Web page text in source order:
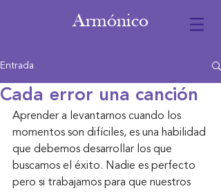
Armónico
Entrada
Cada error una canción
Aprender a levantarnos cuando los
momentos son difíciles, es una habilidad
que debemos desarrollar los que
buscamos el éxito. Nadie es perfecto
pero si trabajamos para que nuestros